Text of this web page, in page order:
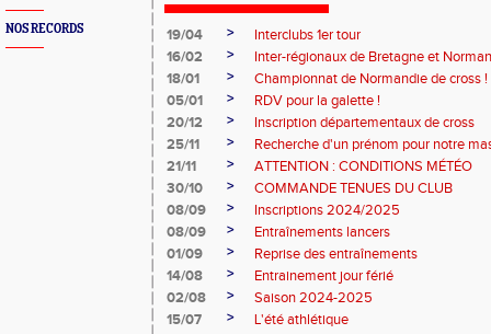
NOS RECORDS 19/04 >
Interclubs 1er tour
16/02
>
Inter-régionaux de Bretagne et
18/01
>
Championnat de Normandie de cross !
05/01
>
RDV pour la galette !
20/12
>
Inscription départementaux de cross
25/11
>
Recherche d'un prénom pour notre
21/11
>
ATTENTION : CONDITIONS MÉTÉO
30/10
>
COMMANDE TENUES DU CLUB
08/09
>
Inscriptions 2024/2025
08/09
>
Entraînements lancers
01/09
>
Reprise des entraînements
14/08
>
Entrainement jour férié
02/08
>
Saison 2024-2025
15/07
>
L'été athlétique